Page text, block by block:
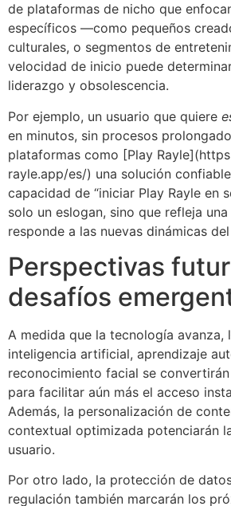
de plataformas de nicho que
específicos —como pequeños
culturales, o segmentos de
velocidad de inicio puede
liderazgo y obsolescencia.
Por ejemplo, un usuario que quiere
en minutos, sin procesos
plataformas como [Play
rayle.app/es/) una solución
capacidad de “iniciar Play Rayle en
solo un eslogan, sino que refleja
responde a las nuevas dinámicas
Perspectivas
desafíos
A medida que la tecnología avanza,
inteligencia artificial, aprendizaje
reconocimiento facial se
para facilitar aún más el acceso
Además, la personalización de
contextual optimizada potenciarán
usuario.
Por otro lado, la protección de
regulación también marcarán los